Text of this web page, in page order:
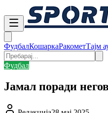
ФудбалКошаркаРакометТајм
Фудбал
Јамал поради